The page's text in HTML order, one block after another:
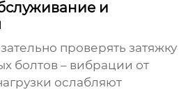
и
проверять затяжку
болтов – вибрации от
ослабляют